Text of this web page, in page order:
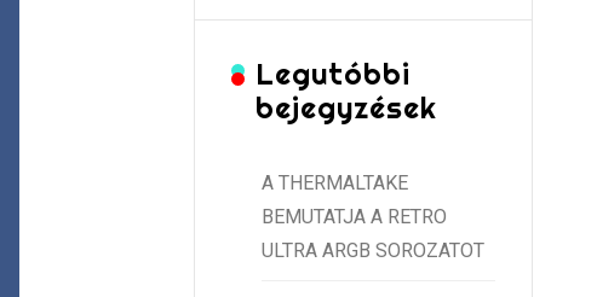
Legutóbbi
bejegyzések
A THERMALTAKE
BEMUTATJA A RETRO
ULTRA ARGB SOROZATOT